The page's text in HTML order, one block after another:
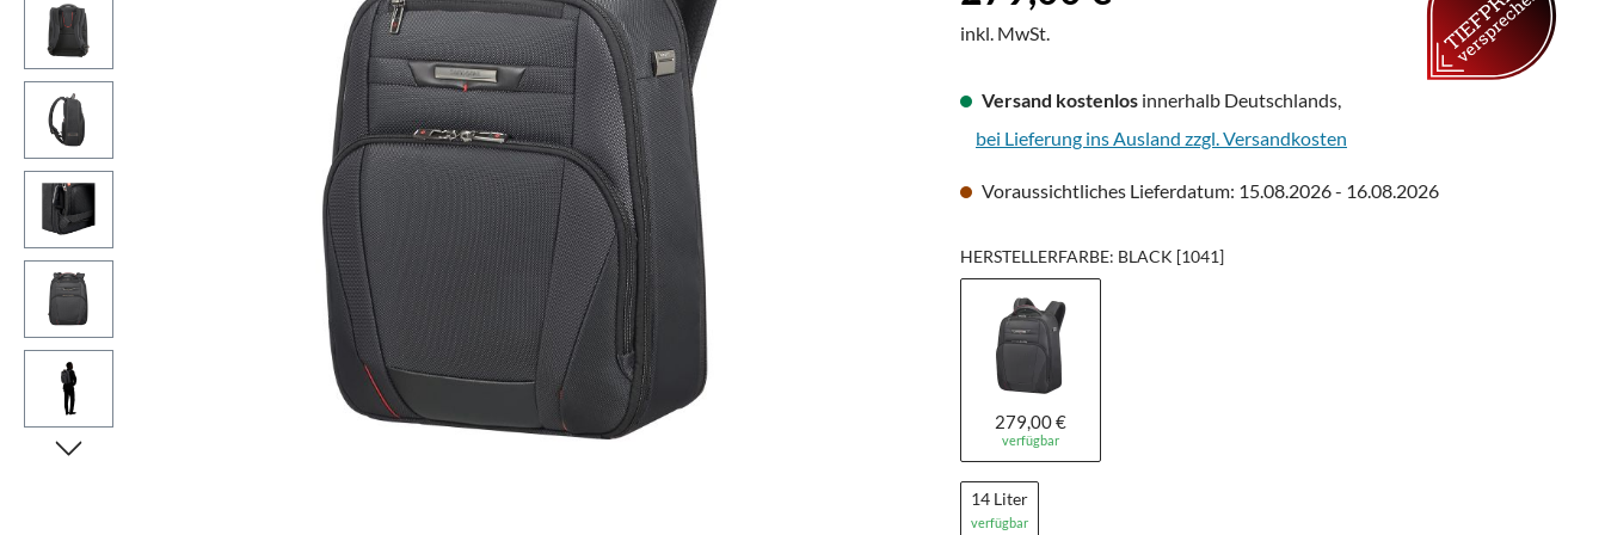
inkl. MwSt.
Versand kostenlos innerhalb Deutschlands,
bei Lieferung ins Ausland zzgl. Versandkosten
Voraussichtliches Lieferdatum: 15.08.2026 - 16.08.2026
HERSTELLERFARBE: BLACK [1041]
279,00 €
verfügbar
14 Liter
verfügbar